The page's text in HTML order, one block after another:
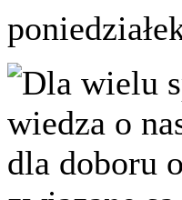
Dla wielu
wiedza o
dla doboru